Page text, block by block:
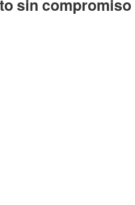
sin compromiso